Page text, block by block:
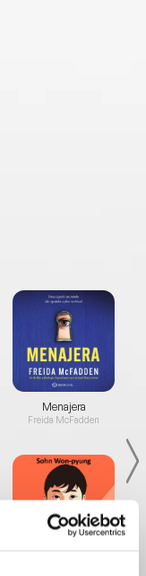
Menajera
Freida McFadden